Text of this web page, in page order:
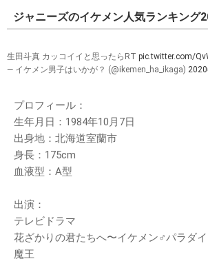
ジャニーズのイケメン人気ランキング
生田斗真 カッコイイと思ったらRT pic.twitter.com/
— イケメン男子はいかが？ (@ikemen_ha_ikaga)
プロフィール：
生年月日：1984年10月7日
出身地：北海道室蘭市
身長：175cm
血液型：A型
出演：
テレビドラマ
花ざかりの君たちへ〜イケメン♂パラダ
魔王